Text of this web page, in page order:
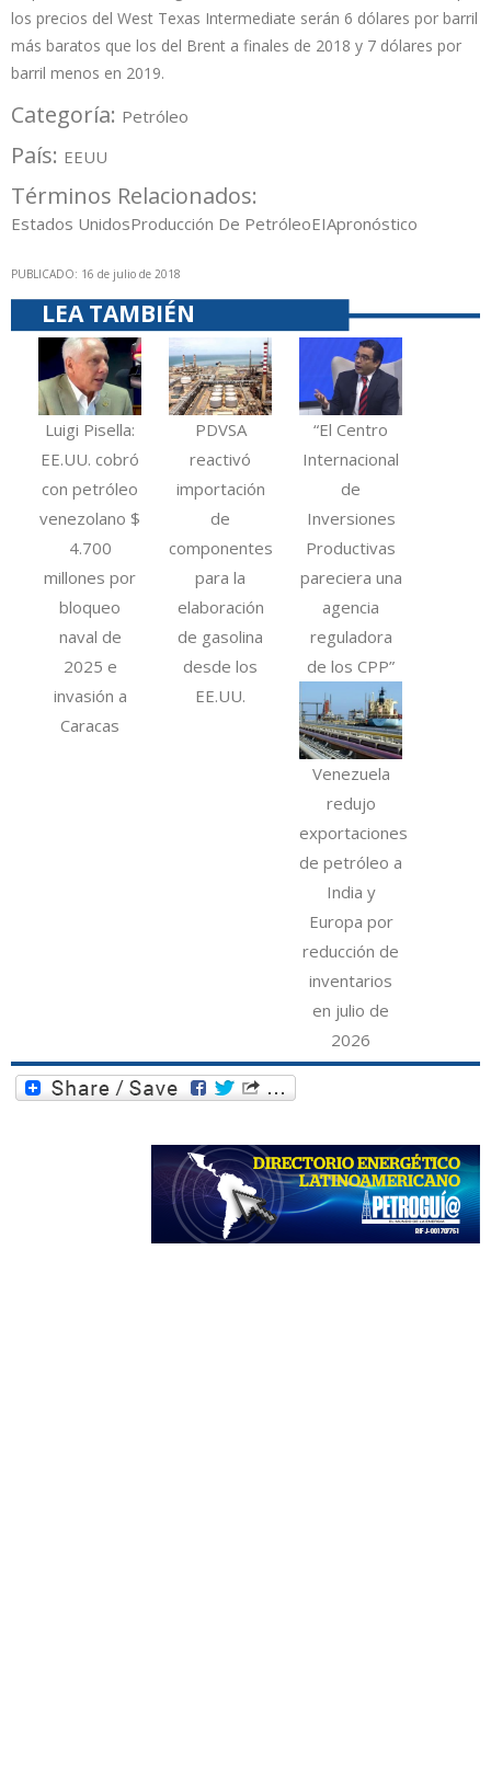
los precios del West Texas Intermediate serán 6 dólares por barril
más baratos que los del Brent a finales de 2018 y 7 dólares por
barril menos en 2019.
Categoría: Petróleo
País: EEUU
Términos Relacionados:
Estados UnidosProducción De PetróleoEIApronóstico
PUBLICADO: 16 de julio de 2018
LEA TAMBIÉN
Luigi Pisella:
EE.UU. cobró
con petróleo
venezolano $
4.700
millones por
bloqueo
naval de
2025 e
invasión a
Caracas
PDVSA
reactivó
importación
de
componentes
para la
elaboración
de gasolina
desde los
EE.UU.
“El Centro
Internacional
de
Inversiones
Productivas
pareciera una
agencia
reguladora
de los CPP”
Venezuela
redujo
exportaciones
de petróleo a
India y
Europa por
reducción de
inventarios
en julio de
2026